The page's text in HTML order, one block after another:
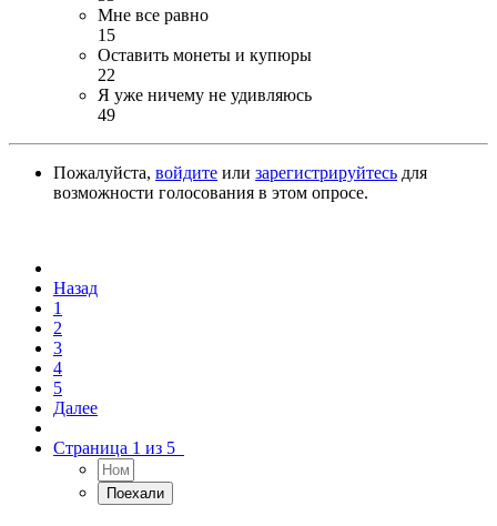
Мне все равно
15
Оставить монеты и купюры
22
Я уже ничему не удивляюсь
49
Пожалуйста, войдите или зарегистрируйтесь для
возможности голосования в этом опросе.
Назад
1
2
3
4
5
Далее
Страница 1 из 5